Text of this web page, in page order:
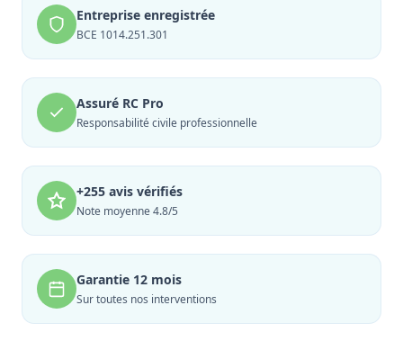
Entreprise enregistrée
BCE 1014.251.301
Assuré RC Pro
Responsabilité civile professionnelle
+255 avis vérifiés
Note moyenne 4.8/5
Garantie 12 mois
Sur toutes nos interventions